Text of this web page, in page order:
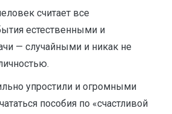
считает все
естественными и
— случайными и никак не
упростили и огромными
пособия по «счастливой